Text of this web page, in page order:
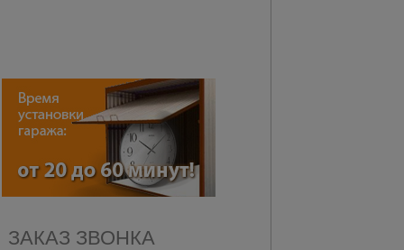
ЗАКАЗ ЗВОНКА